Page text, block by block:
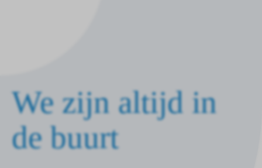
We zijn altijd in
de buurt